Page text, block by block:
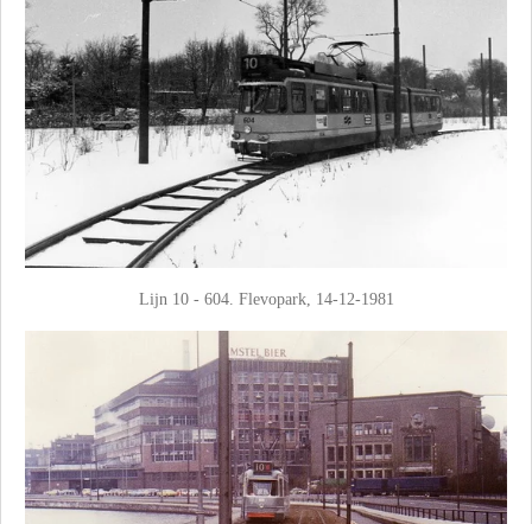
Lijn 10 - 604. Flevopark, 14-12-1981